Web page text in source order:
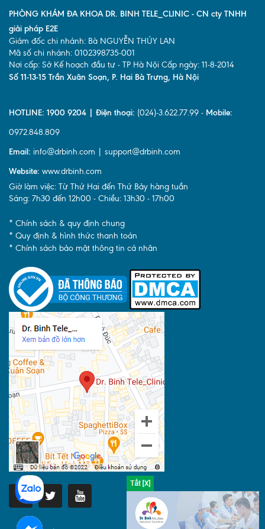
PHÒNG KHÁM ĐA KHOA DR. BINH TELE_CLINIC - CN cty TNHH
giải pháp E2E
Giám đốc chi nhánh: Bà NGUYỄN THÚY LAN
Mã số chi nhánh: 0102398735-001
Nơi cấp: Sở Kế hoạch đầu tư - TP Hà Nội Cấp ngày: 11-8-2014
Số 11-13-15 Trần Xuân Soạn, P. Hai Bà Trưng, Hà Nội
HOTLINE: 1900 9204 | Điện thoại: (024)-3.622.77.99 - Mobile:
0972.848.809
Email: info@drbinh.com | support@drbinh.com
Website: www.drbinh.com
Giờ làm việc: Từ Thứ Hai đến Thứ Bảy hàng tuần
Sáng: 7h30 đến 12h00 - Chiều: 13h30 - 17h00
* Chính sách & quy định chung
* Quy định & hình thức thanh toán
* Chính sách bảo mật thông tin cá nhân